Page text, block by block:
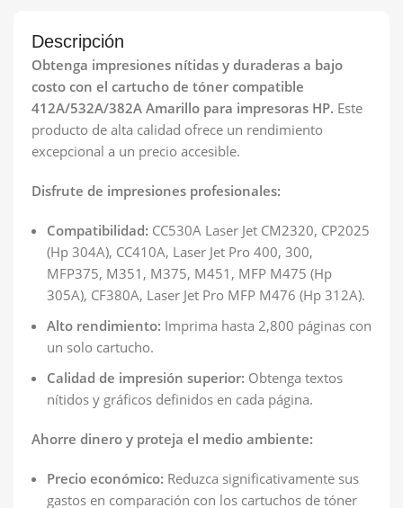
Descripción
Obtenga impresiones nítidas y duraderas a bajo
costo con el cartucho de tóner compatible
412A/532A/382A Amarillo para impresoras HP. Este
producto de alta calidad ofrece un rendimiento
excepcional a un precio accesible.
Disfrute de impresiones profesionales:
Compatibilidad: CC530A Laser Jet CM2320, CP2025
(Hp 304A), CC410A, Laser Jet Pro 400, 300,
MFP375, M351, M375, M451, MFP M475 (Hp
305A), CF380A, Laser Jet Pro MFP M476 (Hp 312A).
Alto rendimiento: Imprima hasta 2,800 páginas con
un solo cartucho.
Calidad de impresión superior: Obtenga textos
nítidos y gráficos definidos en cada página.
Ahorre dinero y proteja el medio ambiente:
Precio económico: Reduzca significativamente sus
gastos en comparación con los cartuchos de tóner